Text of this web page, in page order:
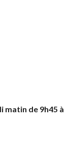
matin de 9h45 à